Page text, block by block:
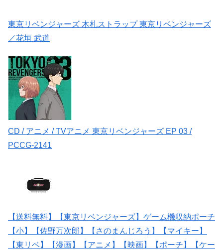
東京リベンジャーズ 木札ストラップ 東京リベンジャーズ
／花垣 武道
CD / アニメ / TVアニメ 東京リベンジャーズ EP 03 /
PCCG-2141
【送料無料】【東京リベンジャーズ】ゲーム機収納ポーチ
【小】【佐野万次郎】【さのまんじろう】【マイキー】
【東リベ】【漫画】【アニメ】【映画】【ポーチ】【ケー